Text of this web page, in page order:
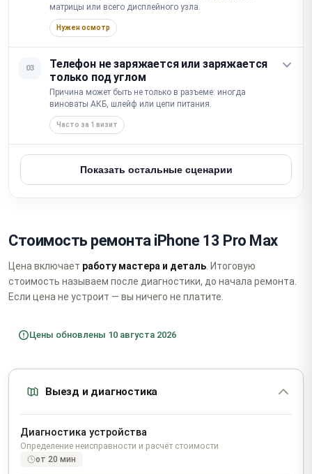
матрицы или всего дисплейного узла.
Нужен осмотр
03
Телефон не заряжается или заряжается
только под углом
Причина может быть не только в разъеме: иногда
виноваты АКБ, шлейф или цепи питания.
Часто за 1 визит
Показать остальные сценарии
Стоимость ремонта iPhone 13 Pro Max
Цена включает работу мастера и деталь . Итоговую
стоимость называем после диагностики, до начала ремонта.
Если цена не устроит — вы ничего не платите.
Цены обновлены 10 августа 2026
Выезд и диагностика
Диагностика устройства
Определение неисправности и расчёт стоимости
от 20 мин